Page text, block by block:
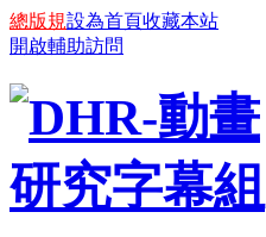
總版規設為首頁收藏本站
開啟輔助訪問